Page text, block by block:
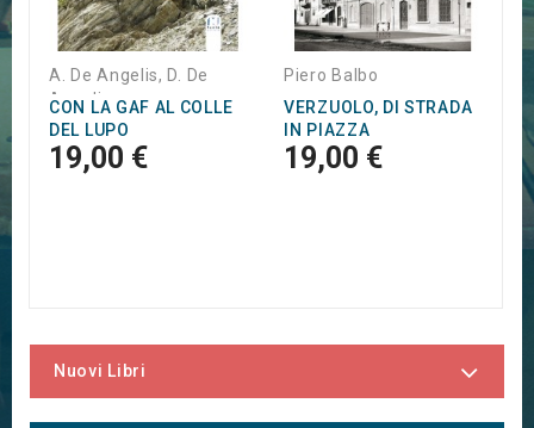
A. De Angelis, D. De
Angelis
CON LA GAF AL COLLE
DEL LUPO
19,00 €
Piero Balbo
VERZUOLO, DI STRADA
IN PIAZZA
19,00 €
Nuovi Libri